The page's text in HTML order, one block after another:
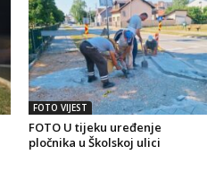
FOTO VIJEST
FOTO U tijeku uređenje
pločnika u Školskoj ulici